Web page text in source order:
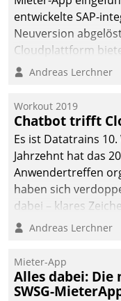
entwickelte SAP-
Neuversion
Cloudplattform
die Funktionalität
integrieren.
Andreas Lerchner
Workout 2019
Chatbot trifft
Es ist Datatrains
Jahrzehnt hat das
Anwendertreffen
haben sich
dabei – klares
Fokussierung auf
Andreas Lerchner
Mieter-App
Alles dabei: Die
SWSG-